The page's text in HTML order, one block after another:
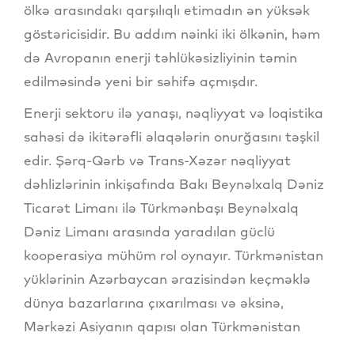
ölkə arasındakı qarşılıqlı etimadın ən yüksək
göstəricisidir. Bu addım nəinki iki ölkənin, həm
də Avropanın enerji təhlükəsizliyinin təmin
edilməsində yeni bir səhifə açmışdır.
Enerji sektoru ilə yanaşı, nəqliyyat və loqistika
sahəsi də ikitərəfli əlaqələrin onurğasını təşkil
edir. Şərq-Qərb və Trans-Xəzər nəqliyyat
dəhlizlərinin inkişafında Bakı Beynəlxalq Dəniz
Ticarət Limanı ilə Türkmənbaşı Beynəlxalq
Dəniz Limanı arasında yaradılan güclü
kooperasiya mühüm rol oynayır. Türkmənistan
yüklərinin Azərbaycan ərazisindən keçməklə
dünya bazarlarına çıxarılması və əksinə,
Mərkəzi Asiyanın qapısı olan Türkmənistan